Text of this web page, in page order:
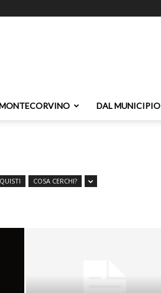
DAL MUNICIPIO
COSA CERCHI?